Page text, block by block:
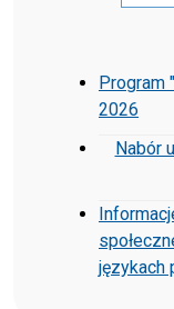
Program
2026
Nabór
językach